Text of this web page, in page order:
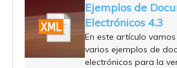
Ejemplos de
Electrónicos 4.3
En este artículo
varios ejemplos de
electrónicos para la